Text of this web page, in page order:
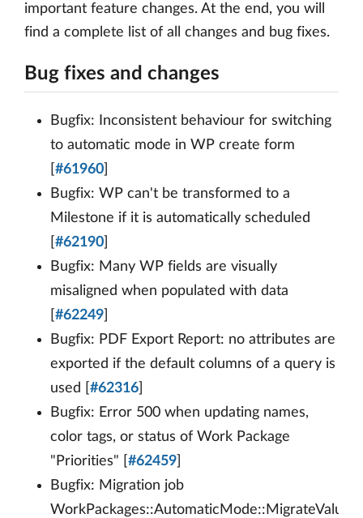
important feature changes. At the end, you will
find a complete list of all changes and bug fixes.
Bug fixes and changes
Bugfix: Inconsistent behaviour for switching
to automatic mode in WP create form
#61960
Bugfix: WP can't be transformed to a
Milestone if it is automatically scheduled
#62190
Bugfix: Many WP fields are visually
misaligned when populated with data
#62249
Bugfix: PDF Export Report: no attributes are
exported if the default columns of a query is
used [ #62316
Bugfix: Error 500 when updating names,
color tags, or status of Work Package
"Priorities" [ #62459
Bugfix: Migration job